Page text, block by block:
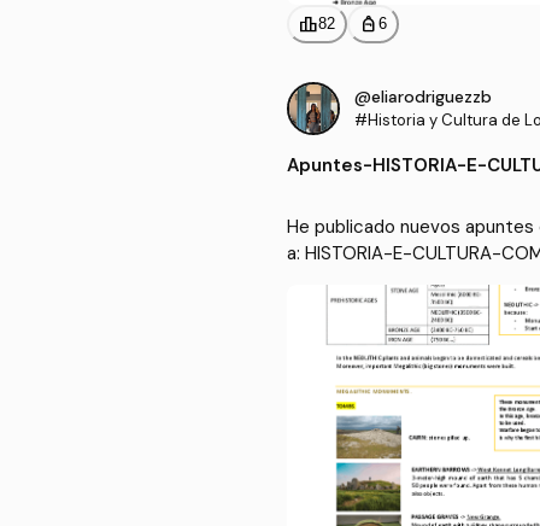
leaderboard82 personal_bag 6
@eliarodriguezzb
#Historia y Cultura de
Apuntes-HISTORIA-E-
He publicado nuevos apuntes
a: HISTORIA-E-CULTURA-